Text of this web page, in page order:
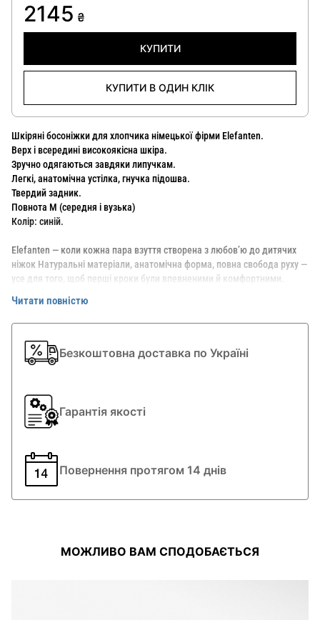
2145 ₴
КУПИТИ
КУПИТИ В ОДИН КЛІК
Шкіряні босоніжки для хлопчика німецької фірми Elefanten.
Верх і всередині високоякісна шкіра.
Зручно одягаються завдяки липучкам.
Легкі, анатомічна устілка, гнучка підошва.
Твердий задник.
Повнота М (середня і вузька)
Колір: синій.
Elefanten — коли кожна пара взуття створена з любов’ю до дитячих
ніжок Натуральні матеріали, анатомічна форма, повна свобода руху —
усе для того, щоб перші кроки були впевненими й комфортними.
Читати повністю
Безкоштовна доставка по Україні
Гарантія якості
Повернення протягом 14 днів
МОЖЛИВО ВАМ СПОДОБАЄТЬСЯ